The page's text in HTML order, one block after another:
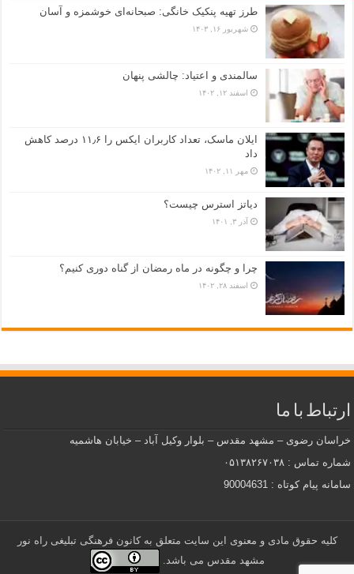
طرز تهیه پنکیک خانگی: صبحانه‌ای خوشمزه و آسان
شهریور ۱۶, ۱۴۰۳
سالمندی و اعتیاد: چالشی پنهان
اسفند ۱۲, ۱۴۰۲
ایلان ماسک، تعداد کاربران ایکس را ۱۱٫۶ درصد کاهش
داد
مهر ۱۱, ۱۴۰۲
دیاتز استرس چیست؟
آذر ۳, ۱۴۰۱
چرا و چگونه در ماه رمضان از گناه دوری کنیم؟
اسفند ۲۸, ۱۴۰۲
ارتباط با ما
خراسان رضوی – مشهد مقدس – بلوار وکیل آباد – خیابان هاشمیه
شماره تماس : ۰۵۱۳۸۲۶۷۰۳۸
سامانه پیام کوتاه : 90004631
کلیه حقوق مادی و معنوی این سایت متعلق به کانون فرهنگی تبلیغی راه نور
مشهد مقدس می باشد.